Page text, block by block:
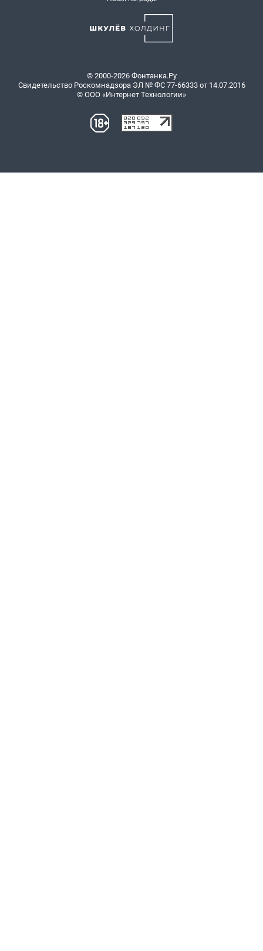
© 2000-2026 Фонтанка.Ру
Свидетельство Роскомнадзора ЭЛ № ФС 77-66333 от 14.07.2016
© ООО «Интернет Технологии»